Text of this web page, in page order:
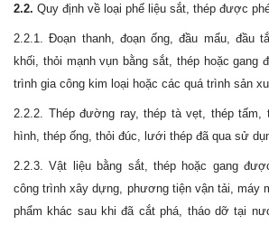
2.2. Quy định về loại phế liệu sắt, thép được
2.2.1. Đoạn thanh, đoạn ống, đầu mẩu, đầu
khối, thỏi mạnh vụn bằng sắt, thép hoặc gang
trình gia công kim loại hoặc các quá trình sản
2.2.2. Thép đường ray, thép tà vẹt, thép tấm,
hình, thép ống, thỏi đúc, lưới thép đã qua sử
2.2.3. Vật liệu bằng sắt, thép hoặc gang
công trình xây dựng, phương tiện vận tải, máy
phẩm khác sau khi đã cắt phá, tháo dỡ tại